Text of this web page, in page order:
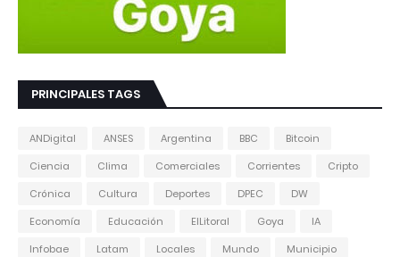
PRINCIPALES TAGS
ANDigital ANSES Argentina BBC
Bitcoin
Ciencia
Clima Comerciales Corrientes
Cripto
Crónica
Cultura Deportes DPEC
DW
Economía
Educación ElLitoral Goya
IA
Infobae
Latam Locales Mundo
Municipio